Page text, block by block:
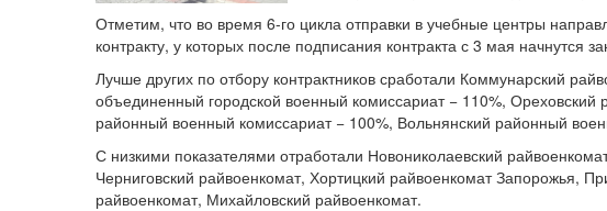
Отметим, что во время 6-го цикла отправки в учебные центры
контракту, у которых после подписания контракта с 3 мая
Лучше других по отбору контрактников сработали Коммунарский
объединенный городской военный комиссариат − 110%,
районный военный комиссариат − 100%, Вольнянский районный
С низкими показателями отработали Новониколаевский
Черниговский райвоенкомат, Хортицкий райвоенкомат Запорожья,
райвоенкомат, Михайловский райвоенкомат.